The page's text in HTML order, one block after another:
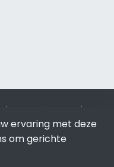
SEO-bureau
Lion
resultaten?SEO
is onderdeel van Lion
ervaring met deze
om gerichte